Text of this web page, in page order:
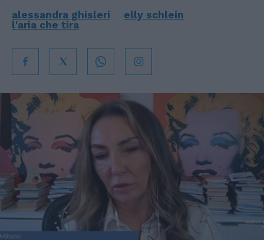
alessandra ghisleri
elly schlein
l'aria che tira